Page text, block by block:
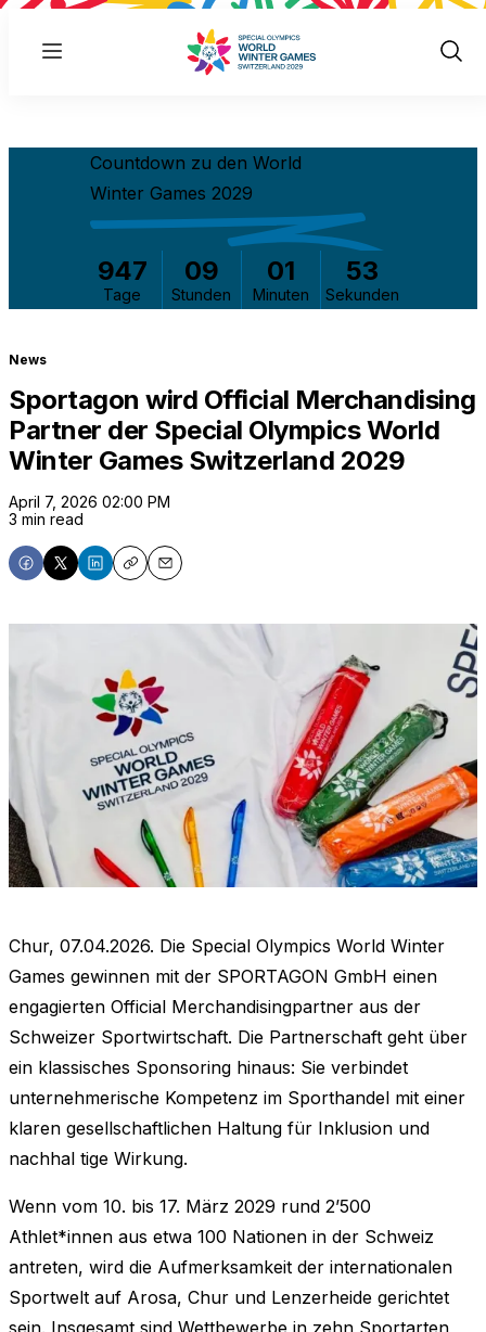
Menu
Show
Countdown zu den World
Winter Games 2029
947
Tage
09
Stunden
01
Minuten
52
Sekunden
News
Sportagon wird Official Merchandising
Partner der Special Olympics World
Winter Games Switzerland 2029
April 7, 2026 02:00 PM
3 min read
ShareShareShareCopyEmail
Chur, 07.04.2026. Die Special Olympics World Winter
Games gewinnen mit der SPORTAGON GmbH einen
engagierten Official Merchandisingpartner aus der
Schweizer Sportwirtschaft. Die Partnerschaft geht über
ein klassisches Sponsoring hinaus: Sie verbindet
unternehmerische Kompetenz im Sporthandel mit einer
klaren gesellschaftlichen Haltung für Inklusion und
nachhal tige Wirkung.
Wenn vom 10. bis 17. März 2029 rund 2’500
Athlet*innen aus etwa 100 Nationen in der Schweiz
antreten, wird die Aufmerksamkeit der internationalen
Sportwelt auf Arosa, Chur und Lenzerheide gerichtet